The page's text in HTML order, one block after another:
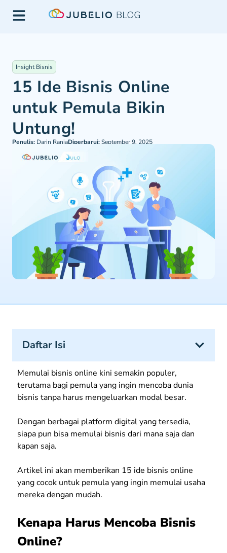
Insight Bisnis
15 Ide Bisnis Online
untuk Pemula Bikin
Untung!
Penulis: Darin RaniaDiperbarui:September 9, 2025
Memulai bisnis online kini semakin populer,
terutama bagi pemula yang ingin mencoba dunia
bisnis tanpa harus mengeluarkan modal besar.
Dengan berbagai platform digital yang tersedia,
siapa pun bisa memulai bisnis dari mana saja dan
kapan saja.
Artikel ini akan memberikan 15 ide bisnis online
yang cocok untuk pemula yang ingin memulai usaha
mereka dengan mudah.
Kenapa Harus Mencoba Bisnis
Online?
Daftar Isi